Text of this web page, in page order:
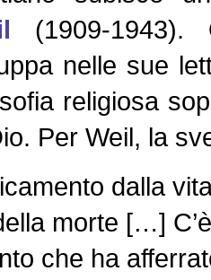
(1909-1943).
nelle sue
religiosa
Per Weil, la
dalla
morte […]
che ha